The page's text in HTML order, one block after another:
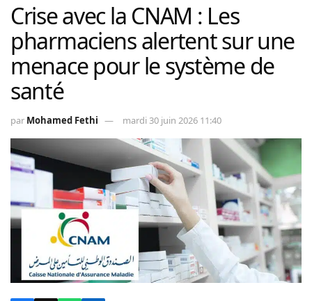
Crise avec la CNAM : Les
pharmaciens alertent sur une
menace pour le système de
santé
par Mohamed Fethi mardi 30 juin 2026 11:40